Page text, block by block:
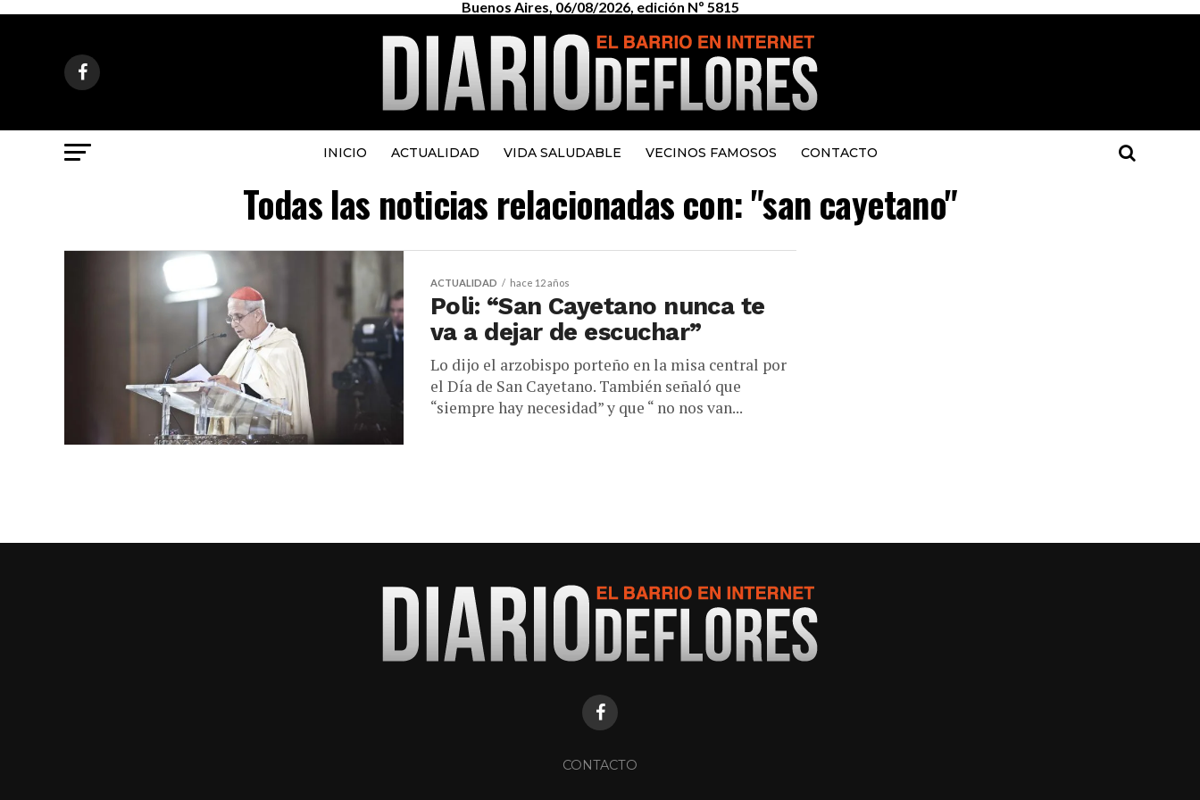
Buenos Aires, 06/08/2026, edición Nº 5815
INICIO ACTUALIDAD VIDA SALUDABLE VECINOS FAMOSOS CONTACTO
Todas las noticias relacionadas con: "san cayetano"
ACTUALIDAD hace 12 años
Poli: “San Cayetano nunca te
va a dejar de escuchar”
Lo dijo el arzobispo porteño en la misa central por
el Día de San Cayetano. También señaló que
“siempre hay necesidad” y que “ no nos van...
CONTACTO